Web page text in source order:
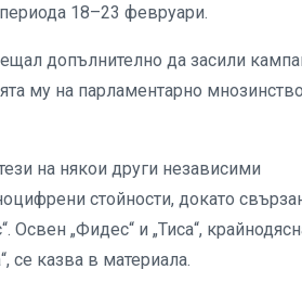
18–23 февруари.
допълнително да засили
му на парламентарно
на някои други независими
стойности, докато
„Фидес“ и „Тиса“,
се казва в материала.